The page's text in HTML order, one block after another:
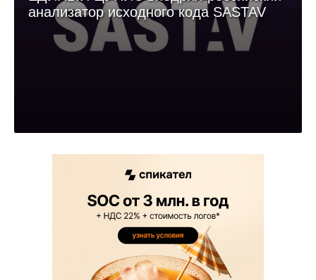
анализатор исходного кода SASTAV